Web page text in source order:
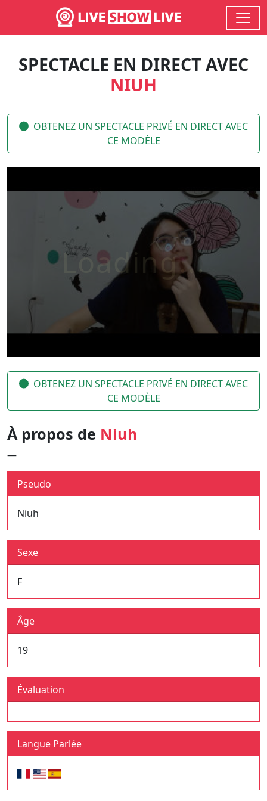
SPECTACLE EN DIRECT AVEC
NIUH
OBTENEZ UN SPECTACLE PRIVÉ EN DIRECT AVEC
CE MODÈLE
OBTENEZ UN SPECTACLE PRIVÉ EN DIRECT AVEC
CE MODÈLE
À propos de Niuh
—
Pseudo
Niuh
Sexe
F
Âge
19
Évaluation
Langue Parlée